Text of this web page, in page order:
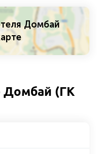
Домбай
Домбай (ГК